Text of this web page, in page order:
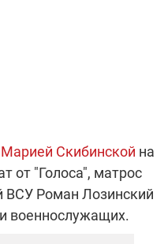
Марией Скибинской на
от "Голоса", матрос
ВСУ Роман Лозинский
военнослужащих.